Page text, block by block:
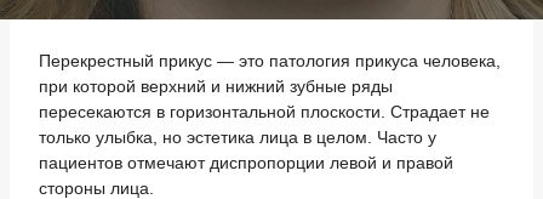
Перекрестный прикус — это патология прикуса человека,
при которой верхний и нижний зубные ряды
пересекаются в горизонтальной плоскости. Страдает не
только улыбка, но эстетика лица в целом. Часто у
пациентов отмечают диспропорции левой и правой
стороны лица.